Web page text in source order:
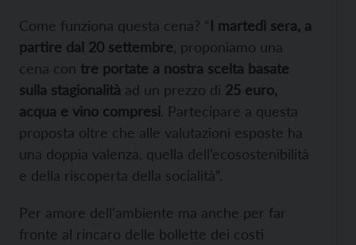
Come funziona questa cena? “I martedì sera, a
partire dal 20 settembre , proponiamo una
cena con tre portate a nostra scelta basate
sulla stagionalità ad un prezzo di 25 euro,
acqua e vino compresi. Partecipare a questa
proposta oltre che alle valutazioni esposte ha
una doppia valenza, quella dell’ecosostenibilità
e della riscoperta della socialità”.
Per amore dell’ambiente ma anche per far
fronte al rincaro delle bollette dei costi